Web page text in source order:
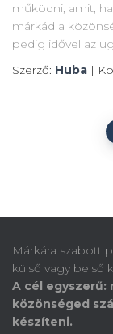
működni, amit,
márkád a
pedig idővel az
Szerző: Huba |
Márkára szabott
külső vagy belső
A cél egyszerű:
közönséged
készíteni.